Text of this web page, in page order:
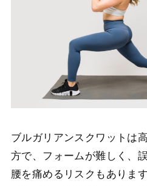
ブルガリアンスクワットは
方で、フォームが難しく、
腰を痛めるリスクもありま